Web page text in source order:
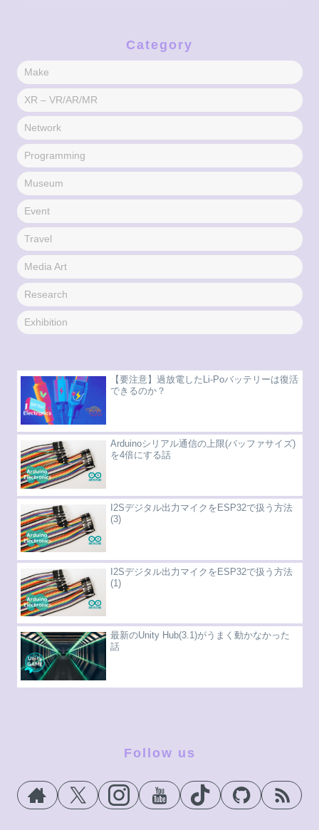
Category
Make
XR – VR/AR/MR
Network
Programming
Museum
Event
Travel
Media Art
Research
Exhibition
【要注意】過放電したLi-Poバッテリーは復活
できるのか？
Arduinoシリアル通信の上限(バッファサイズ)
を4倍にする話
I2Sデジタル出力マイクをESP32で扱う方法
(3)
I2Sデジタル出力マイクをESP32で扱う方法
(1)
最新のUnity Hub(3.1)がうまく動かなかった
話
Follow us